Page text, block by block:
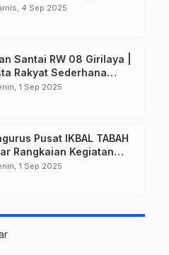
Ribuan Jamaah
4 Sep 2025
Santai RW 08 Girilaya |
Rakyat Sederhana
Makna Merayakan HUT
1 Sep 2025
Pusat IKBAL TABAH
Rangkaian Kegiatan
Haul KH Musthofa dan
1 Sep 2025